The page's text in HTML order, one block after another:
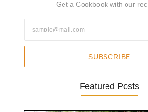
Get a Cookbook with our
SUBSCRIBE
Featured Posts